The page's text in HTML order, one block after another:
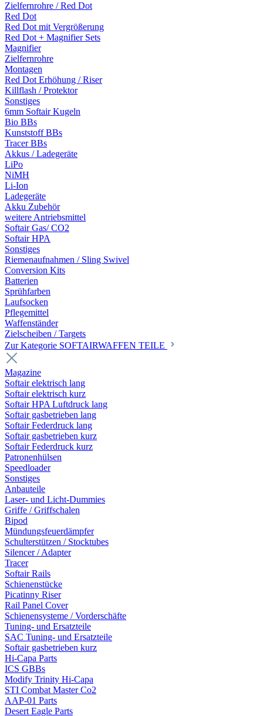
Zielfernrohre / Red Dot
Red Dot
Red Dot mit Vergrößerung
Red Dot + Magnifier Sets
Magnifier
Zielfernrohre
Montagen
Red Dot Erhöhung / Riser
Killflash / Protektor
Sonstiges
6mm Softair Kugeln
Bio BBs
Kunststoff BBs
Tracer BBs
Akkus / Ladegeräte
LiPo
NiMH
Li-Ion
Ladegeräte
Akku Zubehör
weitere Antriebsmittel
Softair Gas/ CO2
Softair HPA
Sonstiges
Riemenaufnahmen / Sling Swivel
Conversion Kits
Batterien
Sprühfarben
Laufsocken
Pflegemittel
Waffenständer
Zielscheiben / Targets
Zur Kategorie SOFTAIRWAFFEN TEILE
Magazine
Softair elektrisch lang
Softair elektrisch kurz
Softair HPA Luftdruck lang
Softair gasbetrieben lang
Softair Federdruck lang
Softair gasbetrieben kurz
Softair Federdruck kurz
Patronenhülsen
Speedloader
Sonstiges
Anbauteile
Laser- und Licht-Dummies
Griffe / Griffschalen
Bipod
Mündungsfeuerdämpfer
Schulterstützen / Stocktubes
Silencer / Adapter
Tracer
Softair Rails
Schienenstücke
Picatinny Riser
Rail Panel Cover
Schienensysteme / Vorderschäfte
Tuning- und Ersatzteile
SAC Tuning- und Ersatzteile
Softair gasbetrieben kurz
Hi-Capa Parts
ICS GBBs
Modify Trinity Hi-Capa
STI Combat Master Co2
AAP-01 Parts
Desert Eagle Parts